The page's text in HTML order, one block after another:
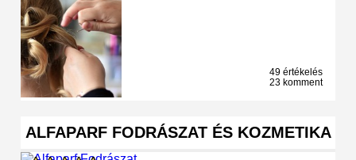
49 értékelés
23 komment
ALFAPARF FODRÁSZAT ÉS KOZMETIKA